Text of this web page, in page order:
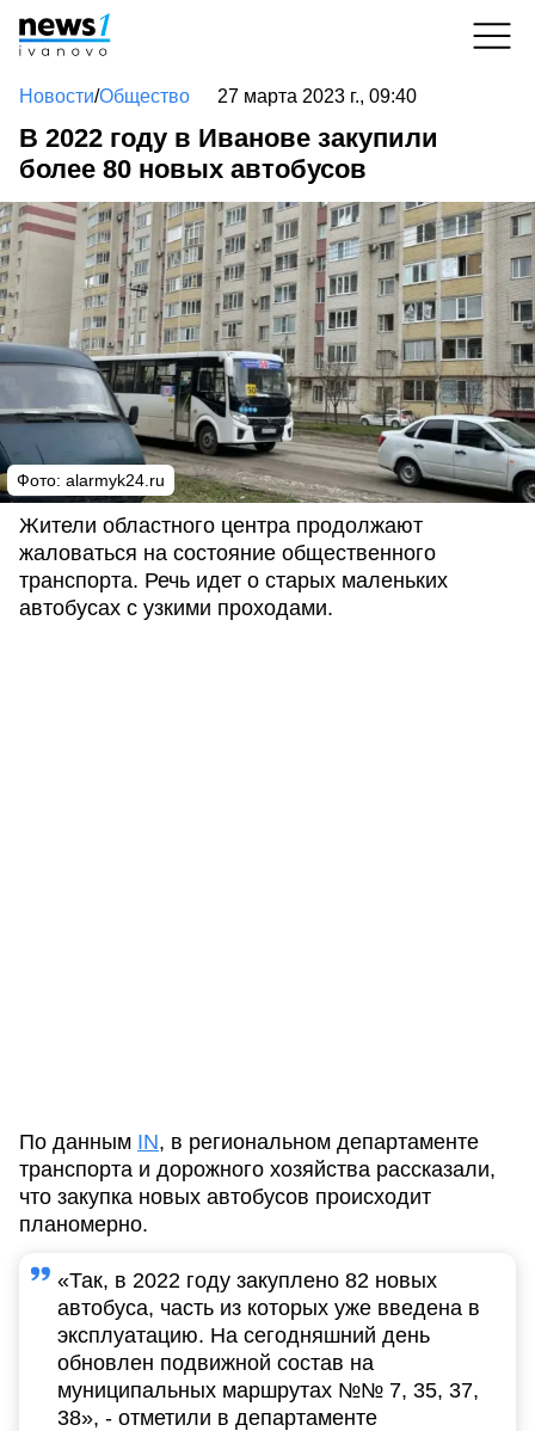
Новости/Общество 27 марта 2023 г., 09:40
В 2022 году в Иванове закупили
более 80 новых автобусов
Фото: alarmyk24.ru
Жители областного центра продолжают
жаловаться на состояние общественного
транспорта. Речь идет о старых маленьких
автобусах с узкими проходами.
По данным IN, в региональном департаменте
транспорта и дорожного хозяйства рассказали,
что закупка новых автобусов происходит
планомерно.
«Так, в 2022 году закуплено 82 новых
автобуса, часть из которых уже введена в
эксплуатацию. На сегодняшний день
обновлен подвижной состав на
муниципальных маршрутах №№ 7, 35, 37,
38», - отметили в департаменте